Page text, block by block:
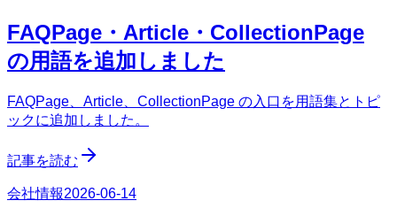
FAQPage・Article・CollectionPage
の用語を追加しました
FAQPage、Article、CollectionPage の入口を用語集とトピ
ックに追加しました。
記事を読む
会社情報2026-06-14